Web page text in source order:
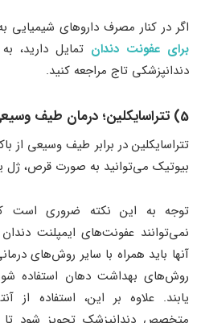
اگر در کنار مصرف داروهای شیمیایی
برای عفونت دندان تمایل دارید،
دندانپزشکی تاج مراجعه کنید.
5) تتراسایکلین؛ درمان طیف وسیعی از آنتی بیوتیک
تتراسایکلین در برابر طیف وسیعی از
بیوتیک می‌توانید به صورت قرص، ژل
توجه به این نکته ضروری است
نمی‌توانند عفونت‌های ایمپلنت
آنها باید همراه با سایر روش‌های
روش‌های بهداشت دهان استفاده
یابند. علاوه بر این، استفاده از